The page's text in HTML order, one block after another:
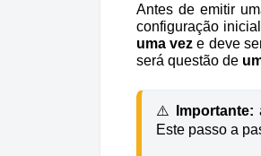
Antes de emitir
configuração
uma vez e deve
será questão de
⚠️ Importante:
Este passo a